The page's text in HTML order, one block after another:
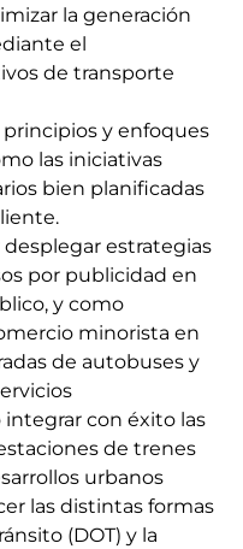
la generación
el
de transporte
principios y enfoques
las iniciativas
bien planificadas
desplegar estrategias
por publicidad en
y como
minorista en
de autobuses y
con éxito las
de trenes
urbanos
las distintas formas
(DOT) y la